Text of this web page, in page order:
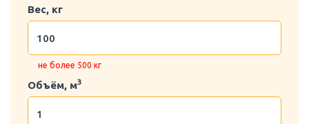
Вес, кг
не более 500 кг
Объём, м3